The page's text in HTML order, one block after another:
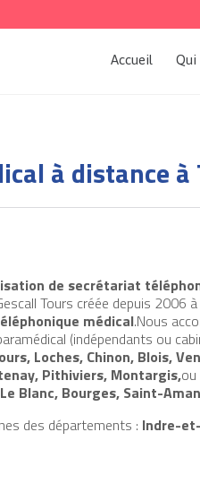
Accueil Qui
à distance à
de secrétariat
Tours créée depuis 2006
médical.Nous
(indépendants ou
Loches, Chinon, Blois,
Pithiviers, Montargis,ou
Blanc, Bourges, Saint-
des départements : Indre-